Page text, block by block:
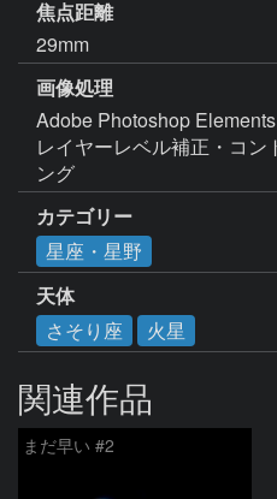
焦点距離
29mm
画像処理
Adobe Photoshop
レイヤーレベル補正・コン
ング
カテゴリー
星座・星野
天体
さそり座
火星
関連作品
まだ早い #2